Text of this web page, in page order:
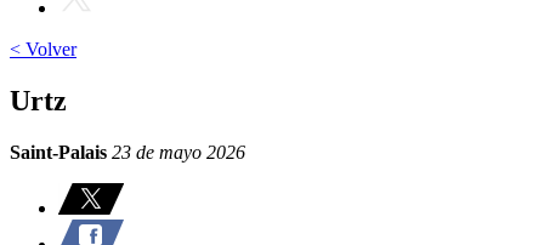
< Volver
Urtz
Saint-Palais 23 de mayo 2026